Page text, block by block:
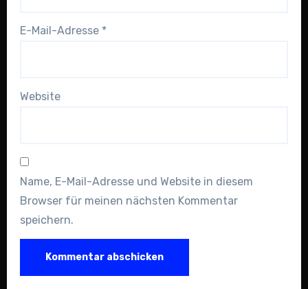
E-Mail-Adresse *
Website
Name, E-Mail-Adresse und Website in diesem
Browser für meinen nächsten Kommentar
speichern.